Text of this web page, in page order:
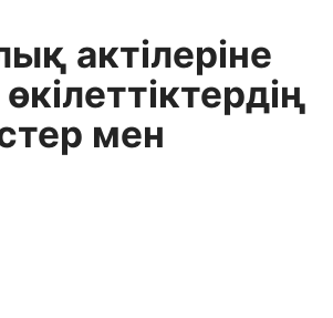
актілеріне
мен